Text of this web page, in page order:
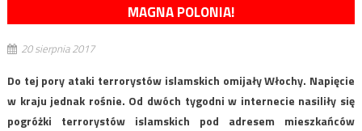
MAGNA POLONIA!
20 sierpnia 2017
Do tej pory ataki terrorystów islamskich omijały Włochy. Napięcie
w kraju jednak rośnie. Od dwóch tygodni w internecie nasiliły się
pogróżki terrorystów islamskich pod adresem mieszkańców